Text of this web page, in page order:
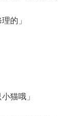
的」
猫哦」